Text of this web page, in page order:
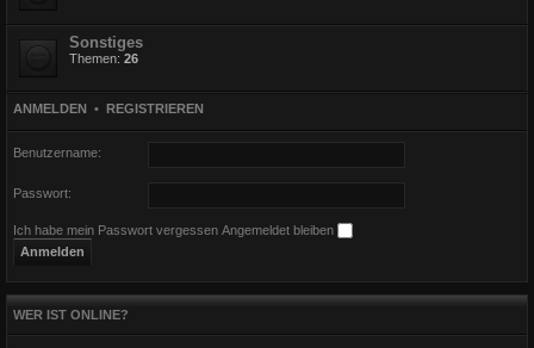
Sonstiges
Themen: 26
ANMELDEN • REGISTRIEREN
Benutzername:
Passwort:
Ich habe mein Passwort vergessen Angemeldet bleiben
WER IST ONLINE?